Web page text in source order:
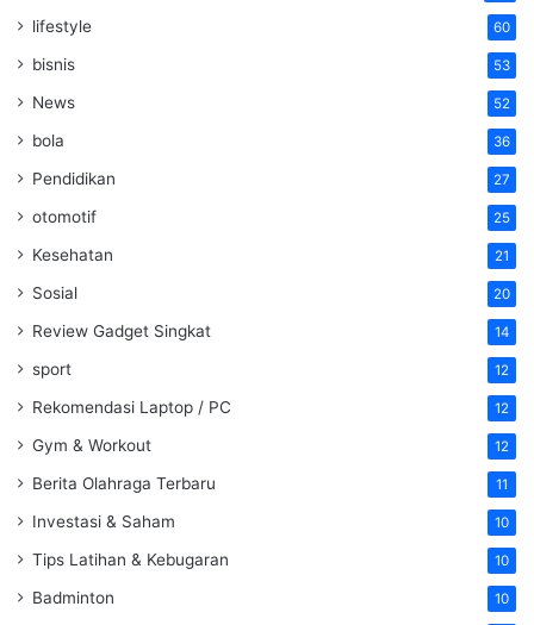
lifestyle 60
bisnis 53
News 52
bola 36
Pendidikan 27
otomotif 25
Kesehatan 21
Sosial 20
Review Gadget Singkat 14
sport 12
Rekomendasi Laptop / PC 12
Gym & Workout 12
Berita Olahraga Terbaru 11
Investasi & Saham 10
Tips Latihan & Kebugaran 10
Badminton 10